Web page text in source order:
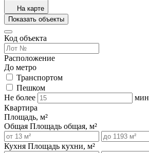
На карте
Показать объекты
Код объекта
Расположение
До метро
Транспортом
Пешком
Не более
мин
Квартира
Площадь, м²
Общая Площадь общая, м²
Кухня Площадь кухни, м²